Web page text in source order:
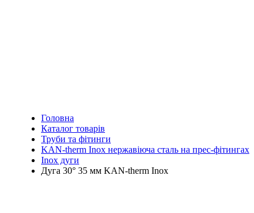
Головна
Каталог товарів
Труби та фітинги
KAN-therm Inox нержавіюча сталь на прес-фітингах
Inox дуги
Дуга 30° 35 мм KAN-therm Inox